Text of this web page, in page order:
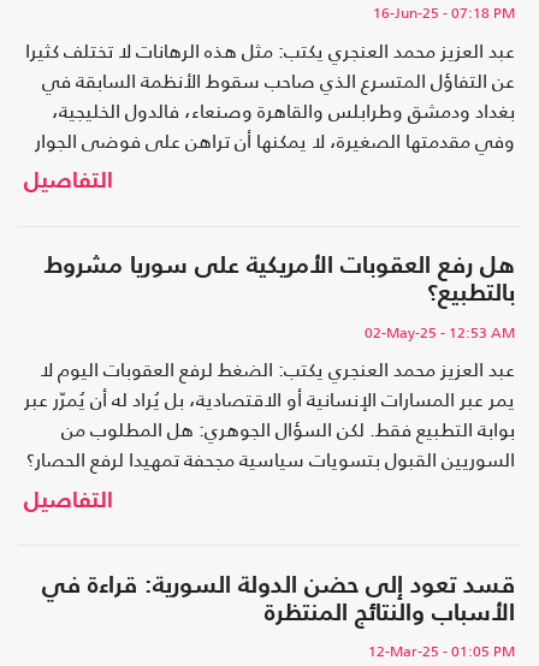
16-Jun-25 - 07:18 PM
عبد العزيز محمد العنجري يكتب: مثل هذه الرهانات لا تختلف كثيرا
عن التفاؤل المتسرع الذي صاحب سقوط الأنظمة السابقة في
بغداد ودمشق وطرابلس والقاهرة وصنعاء، فالدول الخليجية،
وفي مقدمتها الصغيرة، لا يمكنها أن تراهن على فوضى الجوار
التفاصيل
هل رفع العقوبات الأمريكية على سوريا مشروط
بالتطبيع؟
02-May-25 - 12:53 AM
عبد العزيز محمد العنجري يكتب: الضغط لرفع العقوبات اليوم لا
يمر عبر المسارات الإنسانية أو الاقتصادية، بل يُراد له أن يُمرّر عبر
بوابة التطبيع فقط. لكن السؤال الجوهري: هل المطلوب من
السوريين القبول بتسويات سياسية مجحفة تمهيدا لرفع الحصار؟
وهل هذه التسويات، إن تمت، ستُمنح هامشا للمراجعة لاحقا، أم
التفاصيل
قسد تعود إلى حضن الدولة السورية: قراءة في
الأسباب والنتائج المنتظرة
12-Mar-25 - 01:05 PM